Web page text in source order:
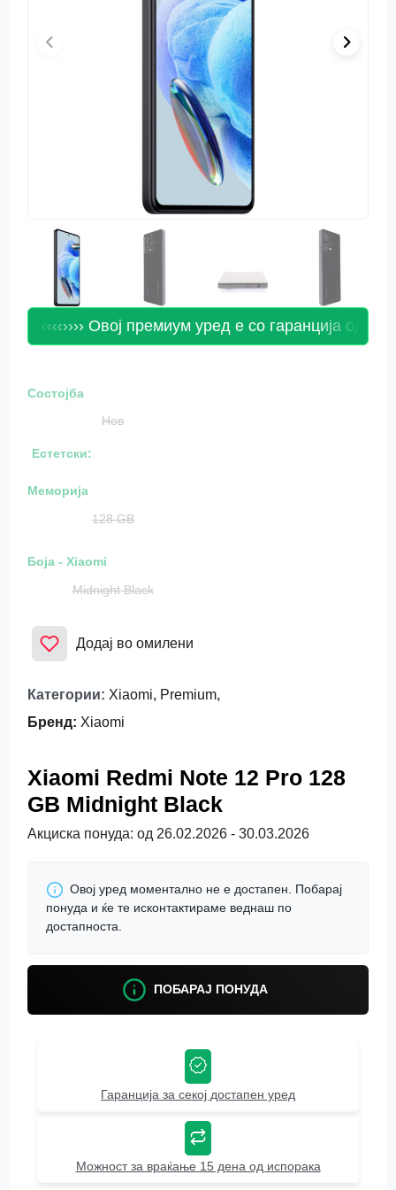
‹‹‹‹›››› Овој премиум уред е со гаранција од 24
Состојба
Нов
Естетски:
Меморија
128 GB
Боја - Xiaomi
Midnight Black
Додај во омилени
Категории: Xiaomi, Premium,
Бренд: Xiaomi
Xiaomi Redmi Note 12 Pro 128
GB Midnight Black
Акциска понуда: од 26.02.2026 - 30.03.2026
Овој уред моментално не е достапен. Побарај
понуда и ќе те исконтактираме веднаш по
достапноста.
ПОБАРАЈ ПОНУДА
Гаранција за секој достапен уред
Можност за враќање 15 дена од испорака